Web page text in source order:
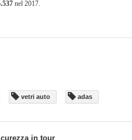
nel 2017.
vetri auto adas
in tour